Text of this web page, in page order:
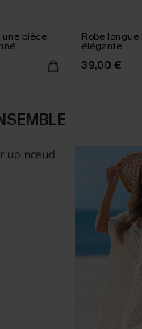
pièce Robe
élégante
39,00 €